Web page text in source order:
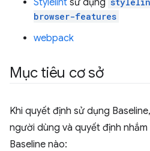
Stylelint sử dụng
browser-features
webpack
Mục tiêu cơ sở
Khi quyết định sử dụng
người dùng và quyết định
Baseline nào: